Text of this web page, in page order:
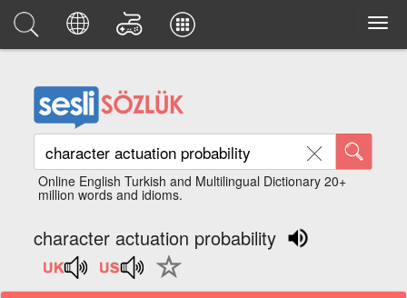
Online English Turkish and Multilingual Dictionary 20+
million words and idioms.
character actuation probability